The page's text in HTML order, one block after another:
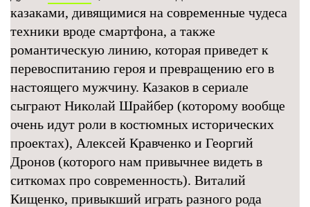
казаками, дивящимися на современные чудеса
техники вроде смартфона, а также
романтическую линию, которая приведет к
перевоспитанию героя и превращению его в
настоящего мужчину. Казаков в сериале
сыграют Николай Шрайбер (которому вообще
очень идут роли в костюмных исторических
проектах), Алексей Кравченко и Георгий
Дронов (которого нам привычнее видеть в
ситкомах про современность). Виталий
Кищенко, привыкший играть разного рода